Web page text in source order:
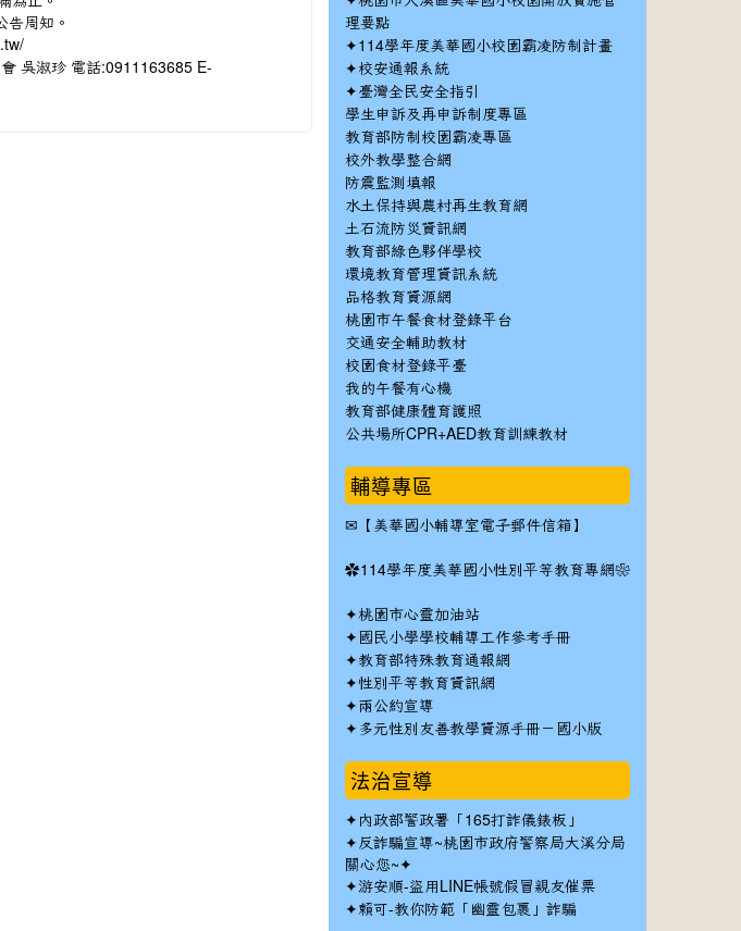
周知。
吳淑珍 電話:0911163685 E-
理要點
✦114學年度美華國小校園霸凌防制計畫
✦校安通報系統
✦臺灣全民安全指引
學生申訴及再申訴制度專區
教育部防制校園霸凌專區
校外教學整合網
防震監測填報
水土保持與農村再生教育網
土石流防災資訊網
教育部綠色夥伴學校
環境教育管理資訊系統
品格教育資源網
桃園市午餐食材登錄平台
交通安全輔助教材
校園食材登錄平臺
我的午餐有心機
教育部健康體育護照
公共場所CPR+AED教育訓練教材
輔導專區
✉ 【美華國小輔導室電子郵件信箱】
✿114學年度美華國小性別平等教育專網❀
✦桃園市心靈加油站
✦ 國民小學學校輔導工作參考手冊
✦教育部特殊教育通報網
✦性別平等教育資訊網
✦兩公約宣導
✦ 多元性別友善教學資源手冊－國小版
法治宣導
✦ 內政部警政署「165打詐儀錶板」
✦反詐騙宣導~桃園市政府警察局大溪分局
關心您~✦
✦游安順-盜用LINE帳號假冒親友催票
✦賴可-教你防範「幽靈包裹」詐騙